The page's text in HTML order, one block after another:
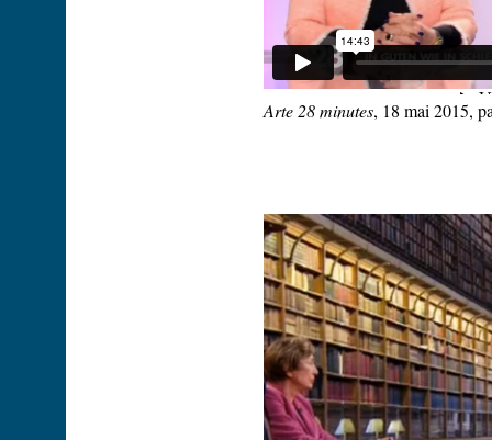
Arte 28 minutes, 18 mai 2015,